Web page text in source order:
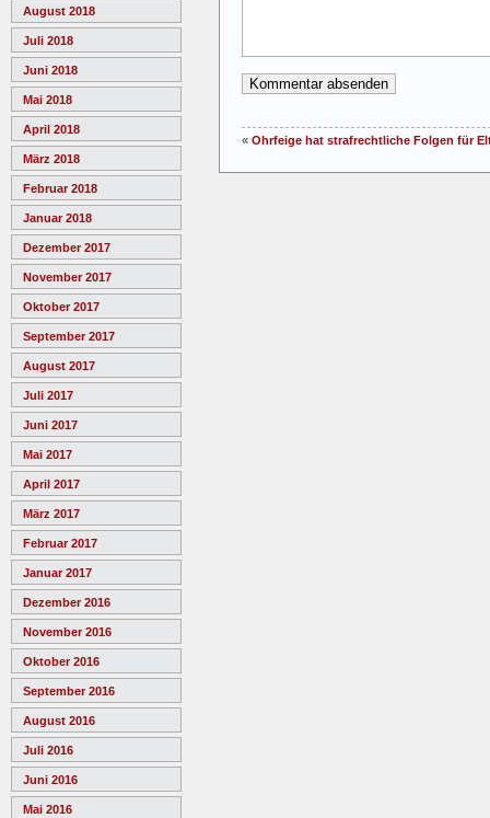
August 2018
Juli 2018
Juni 2018
Mai 2018
April 2018
März 2018
Februar 2018
Januar 2018
Dezember 2017
November 2017
Oktober 2017
September 2017
August 2017
Juli 2017
Juni 2017
Mai 2017
April 2017
März 2017
Februar 2017
Januar 2017
Dezember 2016
November 2016
Oktober 2016
September 2016
August 2016
Juli 2016
Juni 2016
Mai 2016
« Ohrfeige hat strafrechtliche Folgen für